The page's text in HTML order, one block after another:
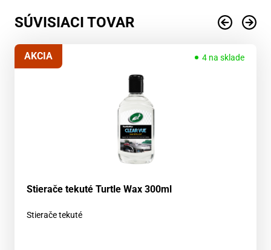
SÚVISIACI TOVAR
4 na sklade
AKCIA
Stierače tekuté Turtle Wax 300ml
Stierače tekuté